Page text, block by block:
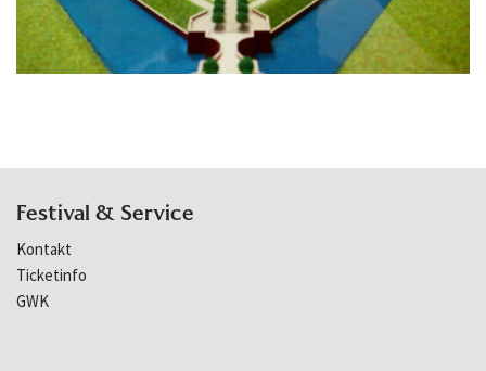
Festival & Service
Kontakt
Ticketinfo
GWK